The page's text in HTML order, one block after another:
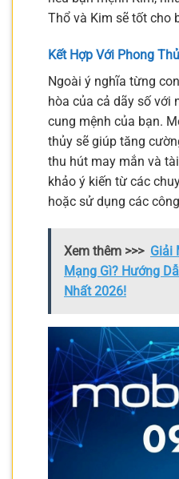
Thổ và Kim sẽ tốt cho
Kết Hợp Với Phong
Ngoài ý nghĩa từng
hòa của cả dãy số với
cung mệnh của bạn.
thủy sẽ giúp tăng
thu hút may mắn và
khảo ý kiến từ các
hoặc sử dụng các
Xem thêm >>> Giải
Mạng Gì? Hướng
Nhất 2026!